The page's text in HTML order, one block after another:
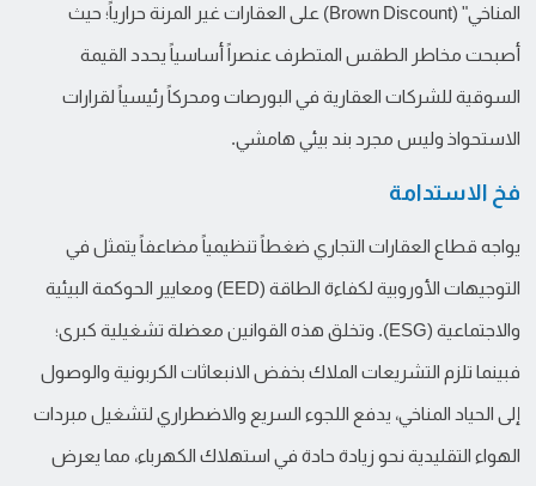
المناخي" (Brown Discount) على العقارات غير المرنة حرارياً؛ حيث
أصبحت مخاطر الطقس المتطرف عنصراً أساسياً يحدد القيمة
السوقية للشركات العقارية في البورصات ومحركاً رئيسياً لقرارات
الاستحواذ وليس مجرد بند بيئي هامشي.
فخ الاستدامة
يواجه قطاع العقارات التجاري ضغطاً تنظيمياً مضاعفاً يتمثل في
التوجيهات الأوروبية لكفاءة الطاقة (EED) ومعايير الحوكمة البيئية
والاجتماعية (ESG). وتخلق هذه القوانين معضلة تشغيلية كبرى؛
فبينما تلزم التشريعات الملاك بخفض الانبعاثات الكربونية والوصول
إلى الحياد المناخي، يدفع اللجوء السريع والاضطراري لتشغيل مبردات
الهواء التقليدية نحو زيادة حادة في استهلاك الكهرباء، مما يعرض